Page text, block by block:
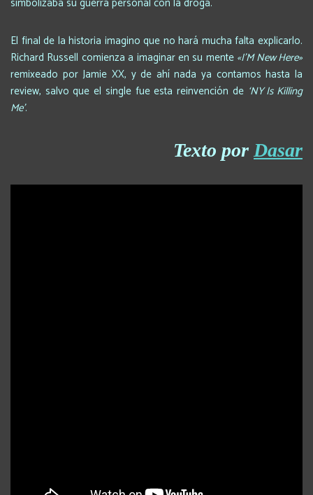
El final de la historia imagino que no hará mucha falta explicarlo.
Richard Russell comienza a imaginar en su mente «I’M New Here»
remixeado por Jamie XX, y de ahí nada ya contamos hasta la
review, salvo que el single fue esta reinvención de ‘NY Is Killing
Me’.
Texto por Dasar